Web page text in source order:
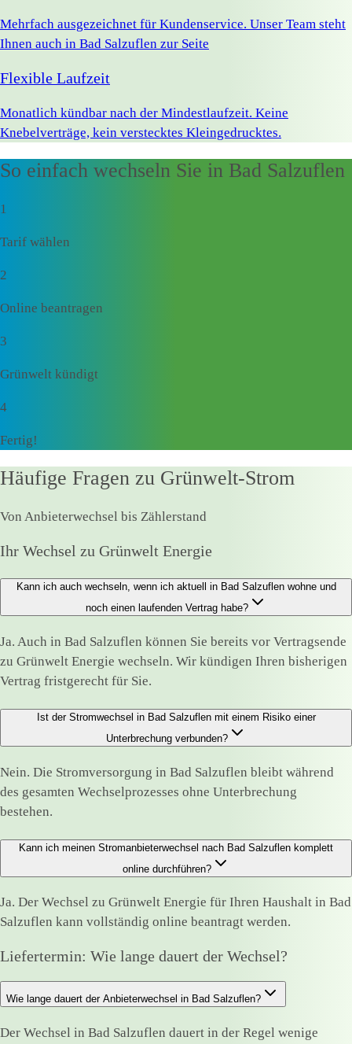
Mehrfach ausgezeichnet für Kundenservice. Unser Team steht
Ihnen auch in Bad Salzuflen zur Seite
Flexible Laufzeit
Monatlich kündbar nach der Mindestlaufzeit. Keine
Knebelverträge, kein verstecktes Kleingedrucktes.
So einfach wechseln Sie in Bad Salzuflen
1
Tarif wählen
2
Online beantragen
3
Grünwelt kündigt
4
Fertig!
Häufige Fragen zu Grünwelt-Strom
Von Anbieterwechsel bis Zählerstand
Ihr Wechsel zu Grünwelt Energie
Kann ich auch wechseln, wenn ich aktuell in Bad Salzuflen wohne und
noch einen laufenden Vertrag habe?
Ja. Auch in Bad Salzuflen können Sie bereits vor Vertragsende
zu Grünwelt Energie wechseln. Wir kündigen Ihren bisherigen
Vertrag fristgerecht für Sie.
Ist der Stromwechsel in Bad Salzuflen mit einem Risiko einer
Unterbrechung verbunden?
Nein. Die Stromversorgung in Bad Salzuflen bleibt während
des gesamten Wechselprozesses ohne Unterbrechung
bestehen.
Kann ich meinen Stromanbieterwechsel nach Bad Salzuflen komplett
online durchführen?
Ja. Der Wechsel zu Grünwelt Energie für Ihren Haushalt in Bad
Salzuflen kann vollständig online beantragt werden.
Liefertermin: Wie lange dauert der Wechsel?
Wie lange dauert der Anbieterwechsel in Bad Salzuflen?
Der Wechsel in Bad Salzuflen dauert in der Regel wenige